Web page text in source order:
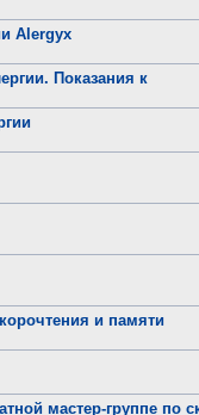
Alergyx
Показания к
и памяти
мастер-группе по